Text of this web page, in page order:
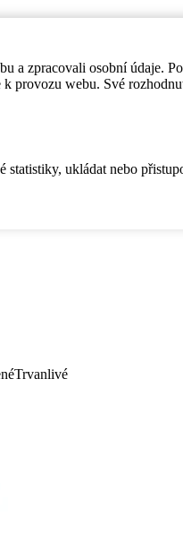
a zpracovali osobní údaje.
k provozu webu. Své
ukládat nebo
Trvanlivé